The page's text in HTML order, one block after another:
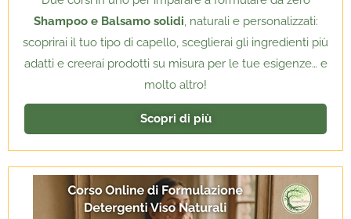
Shampoo e Balsamo solidi, naturali e personalizzati:
scoprirai il tuo tipo di capello, sceglierai gli ingredienti più
adatti e creerai prodotti su misura per le tue esigenze… e
molto altro!
Scopri di più